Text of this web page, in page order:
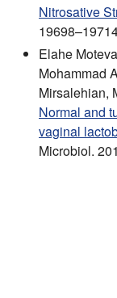
Nitrosative
Elahe
Mohammad
Mirsalehian,
Normal and
vaginal
Microbiol.